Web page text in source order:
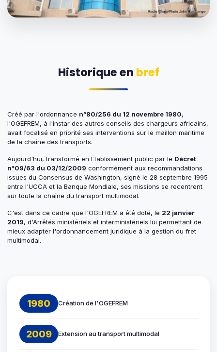
Historique en bref
Créé par l'ordonnance n°80/256 du 12 novembre 1980,
l'OGEFREM, à l'instar des autres conseils des chargeurs africains,
avait focalisé en priorité ses interventions sur le maillon maritime
de la chaîne des transports.
Aujourd'hui, transformé en Etablissement public par le Décret
n°09/63 du 03/12/2009 conformément aux recommandations
issues du Consensus de Washington, signé le 28 septembre 1995
entre l'UCCA et la Banque Mondiale, ses missions se recentrent
sur toute la chaîne du transport multimodal.
C'est dans ce cadre que l'OGEFREM a été doté, le 22 janvier
2019, d'Arrêtés ministériels et interministériels lui permettant de
mieux adapter l'ordonnancement juridique à la gestion du fret
multimodal.
1980 Création de l'OGEFREM
2009 Extension au transport multimodal